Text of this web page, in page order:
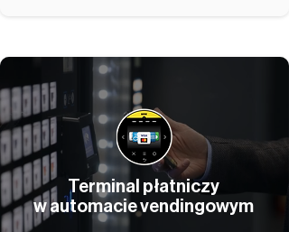
Terminal płatniczy
w automacie vendingowym